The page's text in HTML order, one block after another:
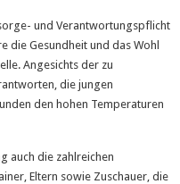
und Verantwortungspflicht
die Gesundheit und das Wohl
Angesichts der zu
die jungen
den hohen Temperaturen
auch die zahlreichen
Eltern sowie Zuschauer, die